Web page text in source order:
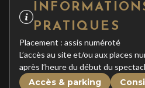
PRATIQUES
Placement : assis numéroté
L’accès au site et/ou aux places
après l’heure du début du
Accès & parking